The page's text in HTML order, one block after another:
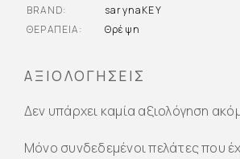
BRAND
sarynaKEY
ΘΕΡΑΠΕΊΑ
Θρέψη
ΑΞΙΟΛΟΓΉΣΕΙΣ
Δεν υπάρχει καμία αξιολόγηση
Μόνο συνδεδεμένοι πελάτες που